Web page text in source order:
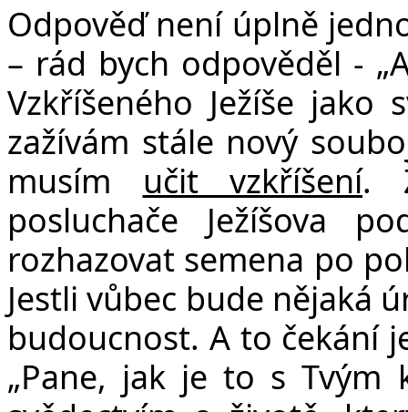
Odpověď není úplně
– rád bych odpověděl -
Vzkříšeného Ježíše jako
zažívám stále nový
musím učit vzkříšení.
posluchače Ježíšova
rozhazovat semena po
Jestli vůbec bude nějaká
budoucnost. A to čekání
„Pane, jak je to s Tvým